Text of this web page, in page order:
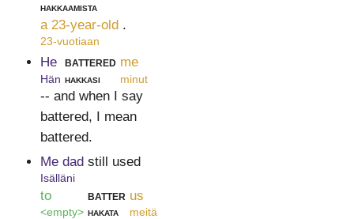
hakkaamista
a 23-year-old
23-vuotiaan
.
He
Hän
battered
hakkasi
me
minut
-- and when I say
battered, I mean
battered.
Me dad
Isälläni
still used
to
<empty>
batter
hakata
us
meitä